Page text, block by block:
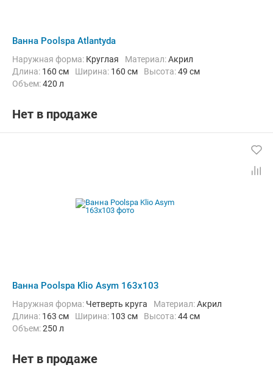
Ванна Poolspa Atlantyda
Наружная форма: Круглая Материал:Акрил
Длина: 160 см Ширина: 160 см Высота:49 см
Объем:420 л
Нет в продаже
Ванна Poolspa Klio Asym 163x103
Наружная форма: Четверть круга Материал:Акрил
Длина: 163 см Ширина: 103 см Высота:44 см
Объем:250 л
Нет в продаже